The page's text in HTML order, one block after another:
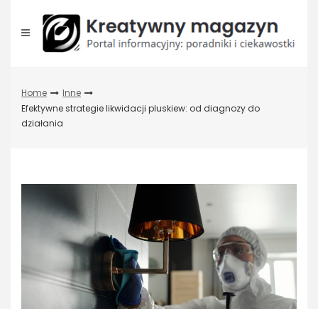
content
Home
Inne
Efektywne strategie likwidacji pluskiew: od diagnozy do
działania